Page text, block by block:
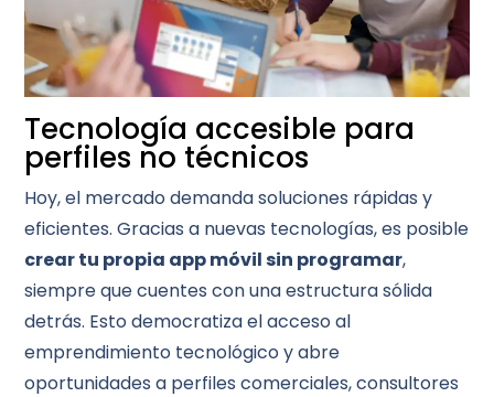
Tecnología accesible para
perfiles no técnicos
Hoy, el mercado demanda soluciones rápidas y
eficientes. Gracias a nuevas tecnologías, es posible
crear tu propia app móvil sin programar,
siempre que cuentes con una estructura sólida
detrás. Esto democratiza el acceso al
emprendimiento tecnológico y abre
oportunidades a perfiles comerciales, consultores